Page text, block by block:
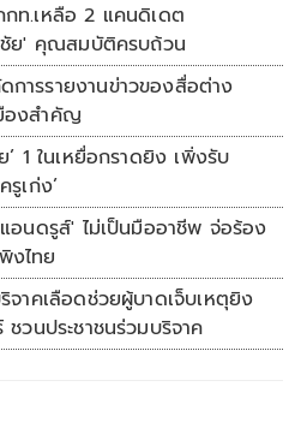
ท.เหลือ 2 แคนดิเดต
ชัย' คุณสมบัติครบถ้วน
การรายงานข่าวของสื่อต่าง
องสำคัญ
’ 1 ในเหยื่อกราดยิง เพิ่งรับ
เก่ง’
นดรูส์' ไม่เป็นมืออาชีพ จ่อร้อง
งไทย
าคเลือดช่วยผู้บาดเจ็บเหตุยิง
ชวนประชาชนร่วมบริจาค